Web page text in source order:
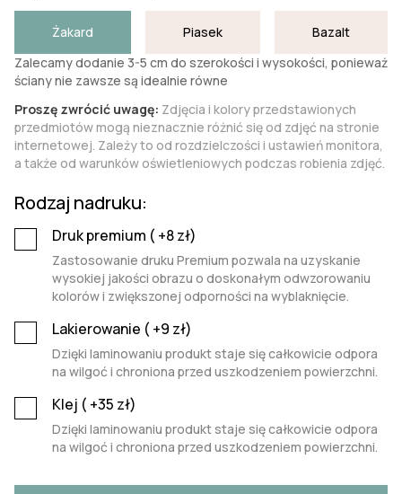
Żakard Piasek
Bazalt
Zalecamy dodanie 3-5 cm do szerokości i wysokości, ponieważ
ściany nie zawsze są idealnie równe
Proszę zwrócić uwagę: Zdjęcia i kolory przedstawionych
przedmiotów mogą nieznacznie różnić się od zdjęć na stronie
internetowej. Zależy to od rozdzielczości i ustawień monitora,
a także od warunków oświetleniowych podczas robienia zdjęć.
Rodzaj nadruku:
Druk premium ( +8zł)
Zastosowanie druku Premium pozwala na uzyskanie
wysokiej jakości obrazu o doskonałym odwzorowaniu
kolorów i zwiększonej odporności na wyblaknięcie.
Lakierowanie ( +9 zł)
Dzięki laminowaniu produkt staje się całkowicie odpora
na wilgoć i chroniona przed uszkodzeniem powierzchni.
Klej ( +35 zł)
Dzięki laminowaniu produkt staje się całkowicie odpora
na wilgoć i chroniona przed uszkodzeniem powierzchni.